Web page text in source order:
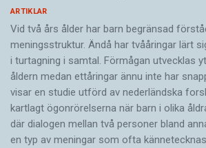
ARTIKLAR
Vid två års ålder har barn begränsad
meningsstruktur. Ändå har tvååringar lärt
i turtagning i samtal. Förmågan utvecklas
åldern medan ettåringar ännu inte har
visar en studie utförd av nederländska
kartlagt ögonrörelserna när barn i olika
där dialogen mellan två personer bland
en typ av meningar som ofta